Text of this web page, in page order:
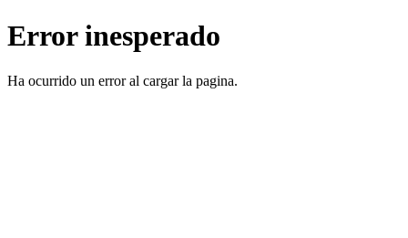
Error inesperado
Ha ocurrido un error al cargar la pagina.